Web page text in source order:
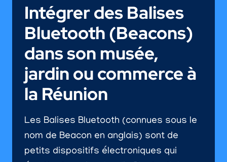
Intégrer des Balises
Bluetooth (Beacons)
dans son musée,
jardin ou commerce à
la Réunion
Les Balises Bluetooth (connues sous le
nom de Beacon en anglais) sont de
petits dispositifs électroniques qui